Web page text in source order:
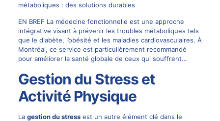
métaboliques : des solutions durables
EN BREF La médecine fonctionnelle est une approche
intégrative visant à prévenir les troubles métaboliques tels
que le diabète, l’obésité et les maladies cardiovasculaires. À
Montréal, ce service est particulièrement recommandé
pour améliorer la santé globale de ceux qui souffrent…
Gestion du Stress et
Activité Physique
La gestion du stressest un autre élément clé dans le